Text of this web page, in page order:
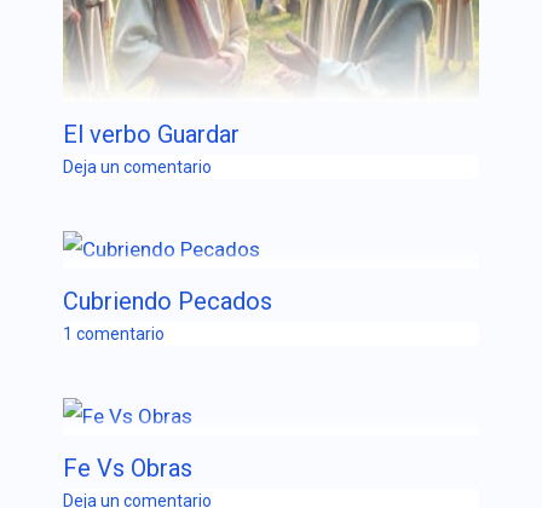
El verbo Guardar
Deja un comentario
Cubriendo Pecados
1 comentario
Fe Vs Obras
Deja un comentario